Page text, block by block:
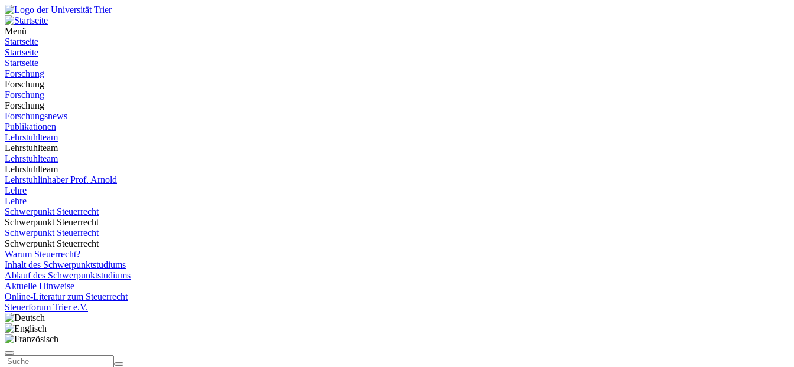
Menü
Startseite
Startseite
Startseite
Forschung
Forschung
Forschung
Forschung
Forschungsnews
Publikationen
Lehrstuhlteam
Lehrstuhlteam
Lehrstuhlteam
Lehrstuhlteam
Lehrstuhlinhaber Prof. Arnold
Lehre
Lehre
Schwerpunkt Steuerrecht
Schwerpunkt Steuerrecht
Schwerpunkt Steuerrecht
Schwerpunkt Steuerrecht
Warum Steuerrecht?
Inhalt des Schwerpunktstudiums
Ablauf des Schwerpunktstudiums
Aktuelle Hinweise
Online-Literatur zum Steuerrecht
Steuerforum Trier e.V.